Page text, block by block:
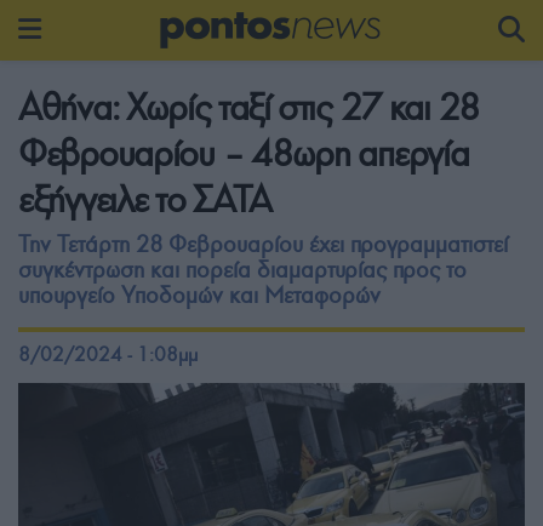
Αθήνα: Χωρίς ταξί στις 27 και 28
Φεβρουαρίου – 48ωρη απεργία
εξήγγειλε το ΣΑΤΑ
Την Τετάρτη 28 Φεβρουαρίου έχει προγραμματιστεί
συγκέντρωση και πορεία διαμαρτυρίας προς το
υπουργείο Υποδομών και Μεταφορών
8/02/2024 - 1:08μμ